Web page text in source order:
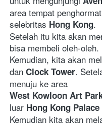
area tempat
selebritas Hong Kong.
Setelah itu kita akan
bisa membeli oleh-oleh.
Kemudian, kita akan
dan Clock Tower.
menuju ke area
West Kowloon Art
luar Hong Kong